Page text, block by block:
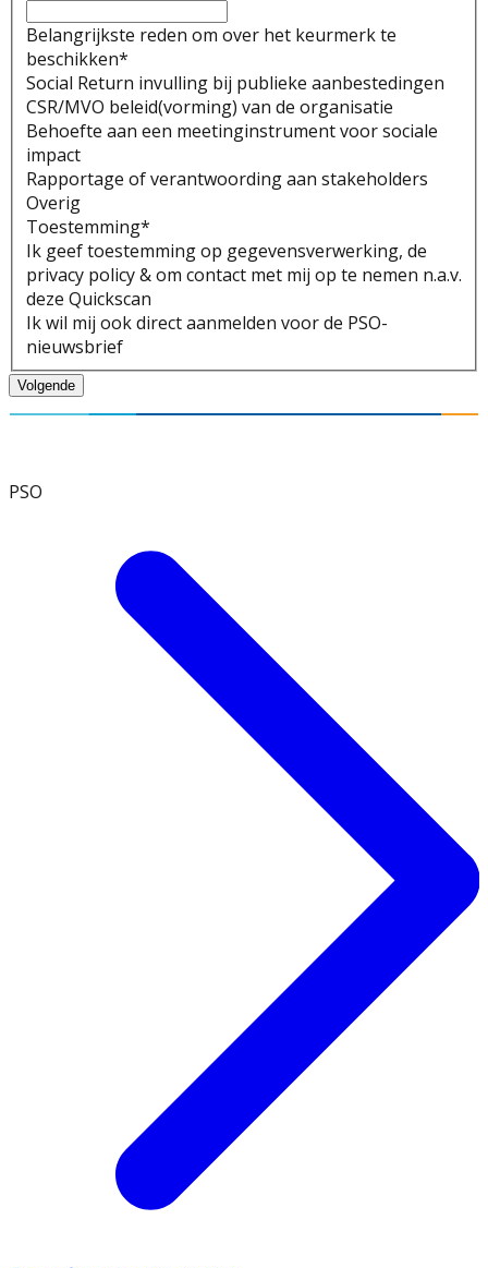
Belangrijkste reden om over het keurmerk te
beschikken*
Social Return invulling bij publieke aanbestedingen
CSR/MVO beleid(vorming) van de organisatie
Behoefte aan een meetinginstrument voor sociale
impact
Rapportage of verantwoording aan stakeholders
Overig
Toestemming*
Ik geef toestemming op gegevensverwerking, de
privacy policy & om contact met mij op te nemen n.a.v.
deze Quickscan
Ik wil mij ook direct aanmelden voor de PSO-
nieuwsbrief
Volgende
PSO